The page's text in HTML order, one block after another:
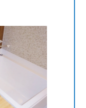
で継続雇用
保育園(カー